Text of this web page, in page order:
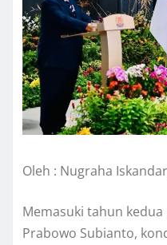
Oleh : Nugraha
Memasuki tahun
Prabowo Subianto,